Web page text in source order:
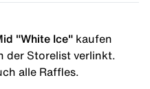
"White Ice" kaufen
der Storelist verlinkt.
alle Raffles.